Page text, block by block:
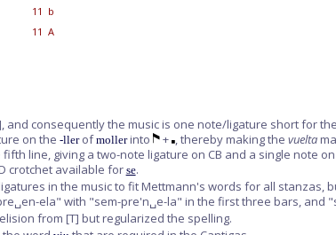
11 b
11 A
, and consequently the music is one note/ligature short for
on the -llerofmollerinto + , thereby making the vuelta
line, giving a two-note ligature on CB and a single note
crotchet available for se.
in the music to fit Mettmann's words for all stanzas,
ela" with "sem-pre'n␣e-la" in the first three bars, and
from [T] but regularized the spelling.